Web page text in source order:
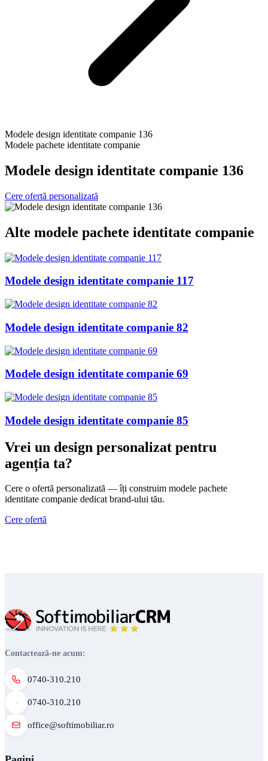
Modele design identitate companie 136
Modele pachete identitate companie
Modele design identitate companie 136
Cere ofertă personalizată
Alte modele pachete identitate companie
Modele design identitate companie 117
Modele design identitate companie 82
Modele design identitate companie 69
Modele design identitate companie 85
Vrei un design personalizat pentru
agenția ta?
Cere o ofertă personalizată — îți construim modele pachete
identitate companie dedicat brand-ului tău.
Cere ofertă
Contactează-ne acum:
0740-310.210
0740-310.210
office@softimobiliar.ro